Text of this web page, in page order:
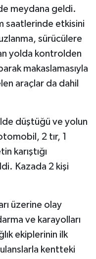
meydana geldi.
saatlerinde etkisini
sürücülere
yolda kontrolden
makaslamasıyla
araçlar da dahil
düştüğü ve yolun
2 tır, 1
karıştığı
Kazada 2 kişi
üzerine olay
ve karayolları
ekiplerinin ilk
kentteki